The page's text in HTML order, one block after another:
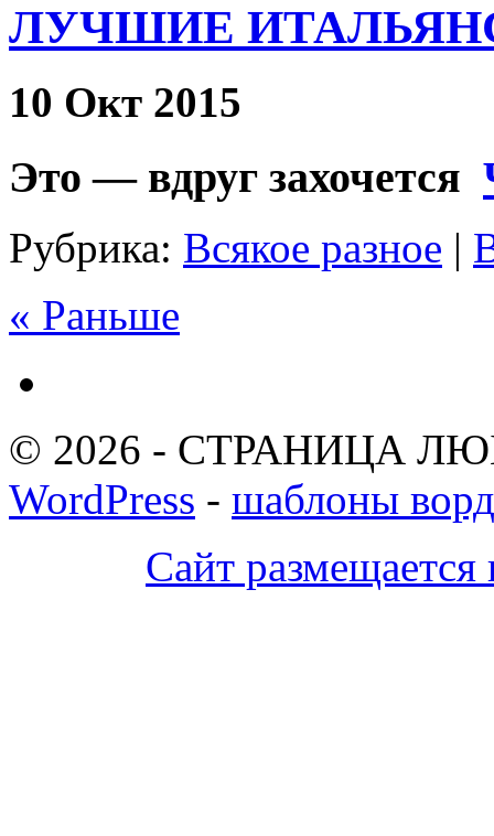
ЛУЧШИЕ
10 Окт 2015
Это — вдруг захочется
Рубрика: Всякое разное |
« Раньше
© 2026 - СТРАНИЦА
WordPress - шаблоны
Сайт размещается